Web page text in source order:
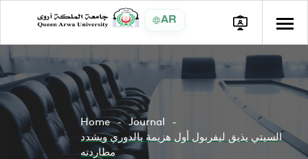
AR
Home
Journal
السيتي يذيق ليفربول أول هزيمة بالدوري ويشدد
مطاردته